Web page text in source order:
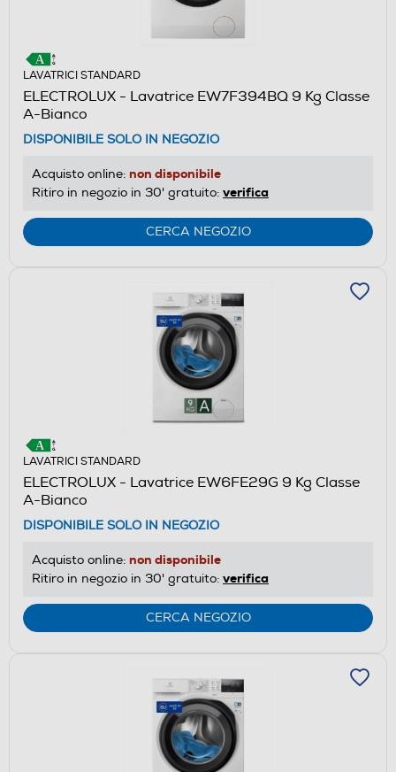
LAVATRICI STANDARD
ELECTROLUX - Lavatrice EW7F394BQ 9 Kg Classe
A-Bianco
DISPONIBILE SOLO IN NEGOZIO
Acquisto online: non disponibile
Ritiro in negozio in 30' gratuito: verifica
CERCA NEGOZIO
LAVATRICI STANDARD
ELECTROLUX - Lavatrice EW6FE29G 9 Kg Classe
A-Bianco
DISPONIBILE SOLO IN NEGOZIO
Acquisto online: non disponibile
Ritiro in negozio in 30' gratuito: verifica
CERCA NEGOZIO